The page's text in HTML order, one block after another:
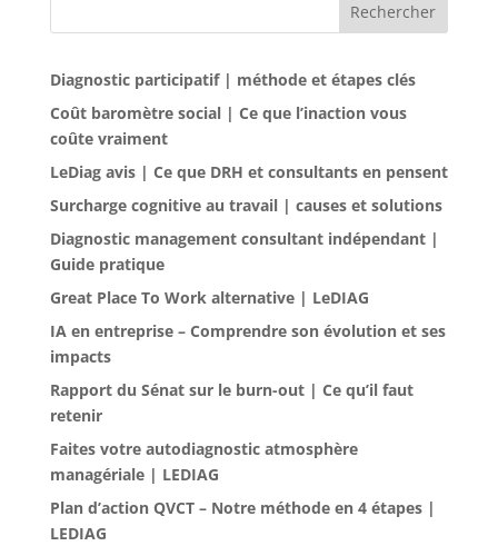
Rechercher
Diagnostic participatif | méthode et étapes clés
Coût baromètre social | Ce que l’inaction vous
coûte vraiment
LeDiag avis | Ce que DRH et consultants en pensent
Surcharge cognitive au travail | causes et solutions
Diagnostic management consultant indépendant |
Guide pratique
Great Place To Work alternative | LeDIAG
IA en entreprise – Comprendre son évolution et ses
impacts
Rapport du Sénat sur le burn-out | Ce qu’il faut
retenir
Faites votre autodiagnostic atmosphère
managériale | LEDIAG
Plan d’action QVCT – Notre méthode en 4 étapes |
LEDIAG